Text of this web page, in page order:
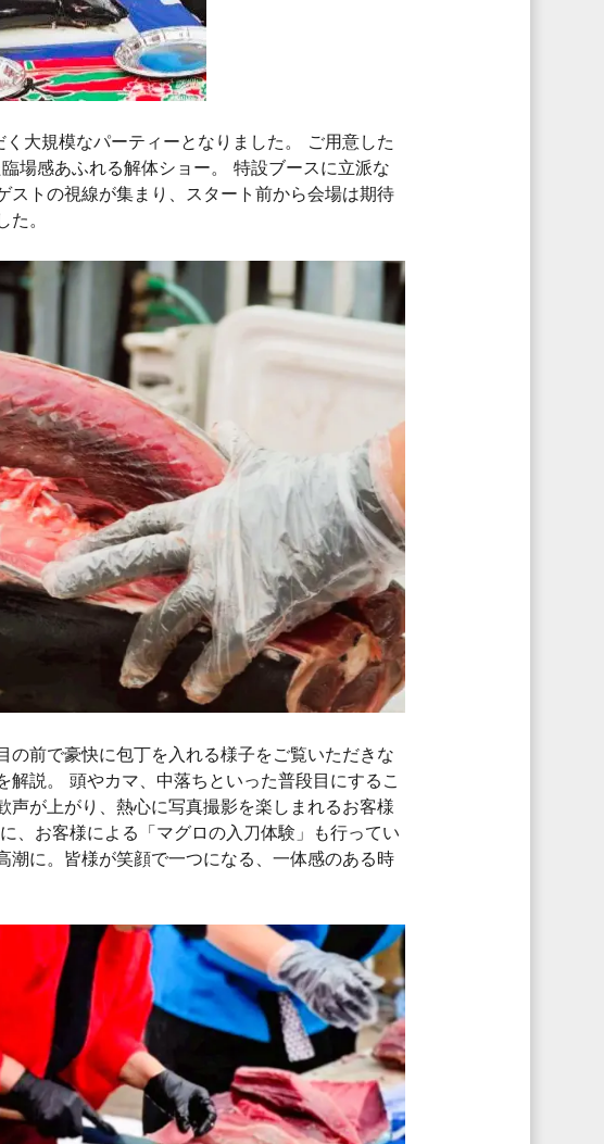
大規模なパーティーとなりました。 ご用意した
場感あふれる解体ショー。 特設ブースに立派な
ストの視線が集まり、スタート前から会場は期待
。
の前で豪快に包丁を入れる様子をご覧いただきな
解説。 頭やカマ、中落ちといった普段目にするこ
声が上がり、熱心に写真撮影を楽しまれるお客様
、お客様による「マグロの入刀体験」も行ってい
潮に。皆様が笑顔で一つになる、一体感のある時